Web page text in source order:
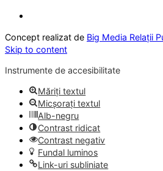
Concept realizat de Big Media Relații
Skip to content
Instrumente de accesibilitate
Măriți textul
Micșorați textul
Alb-negru
Contrast ridicat
Contrast negativ
Fundal luminos
Link-uri subliniate